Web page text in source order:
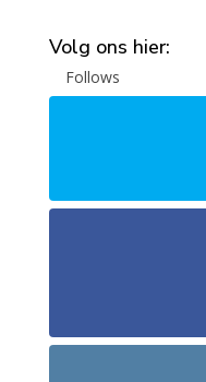
Volg ons hier:
Follows